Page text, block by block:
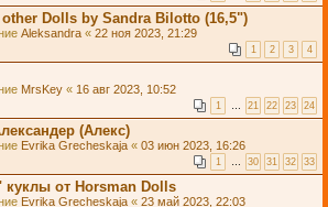
Dolls by Sandra Bilotto (16,5")
Aleksandra « 22 ноя 2023, 21:29
1 2 3 4
MrsKey « 16 авг 2023, 10:52
1 … 21 22 23 24
(Алекс)
Evrika Grecheskaja « 03 июн 2023, 16:26
1 … 30 31 32 33
куклы от Horsman Dolls
Evrika Grecheskaja « 23 май 2023, 22:03